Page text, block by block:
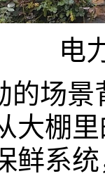
电
的场
大棚
鲜系